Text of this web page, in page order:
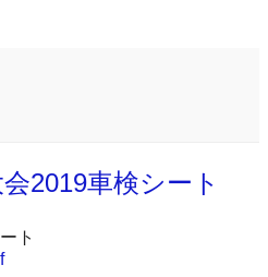
2019車検シート
ト